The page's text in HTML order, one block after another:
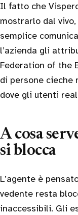
Il fatto che
mostrarlo dal
semplice
l’azienda gli
Federation of the
di persone cieche
dove gli utenti
A cosa
si blocca
L’agente è
vedente resta
inaccessibili. Gli